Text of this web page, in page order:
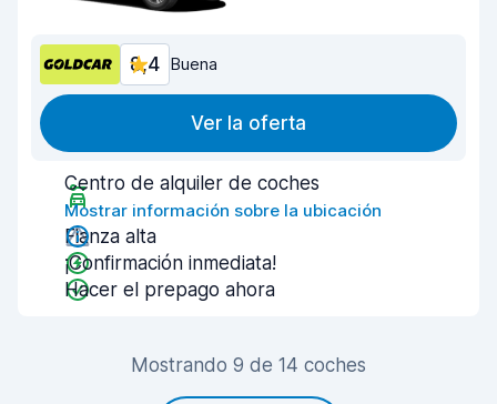
8,4 Buena
Ver la oferta
Centro de alquiler de coches
Mostrar información sobre la ubicación
Fianza alta
¡Confirmación inmediata!
Hacer el prepago ahora
Mostrando 9 de 14 coches